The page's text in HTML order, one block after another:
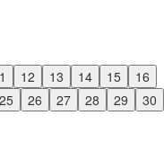
12 13 14 15
16
25 26 27 28 29
30